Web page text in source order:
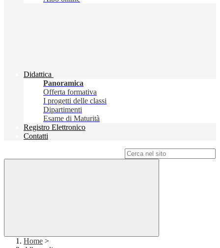
Didattica
Panoramica
Offerta formativa
I progetti delle classi
Dipartimenti
Esame di Maturità
Registro Elettronico
Contatti
Home >